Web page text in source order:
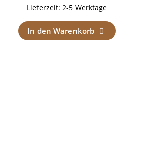
Lieferzeit: 2-5 Werktage
In den Warenkorb